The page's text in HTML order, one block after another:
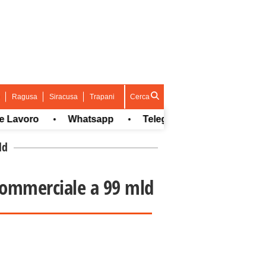
Ragusa Siracusa Trapani Cerca
• Whatsapp • Telegram
a 99 mld